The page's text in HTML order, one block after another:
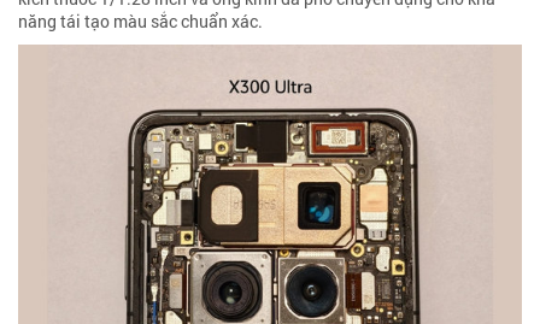
năng tái tạo màu sắc chuẩn xác.